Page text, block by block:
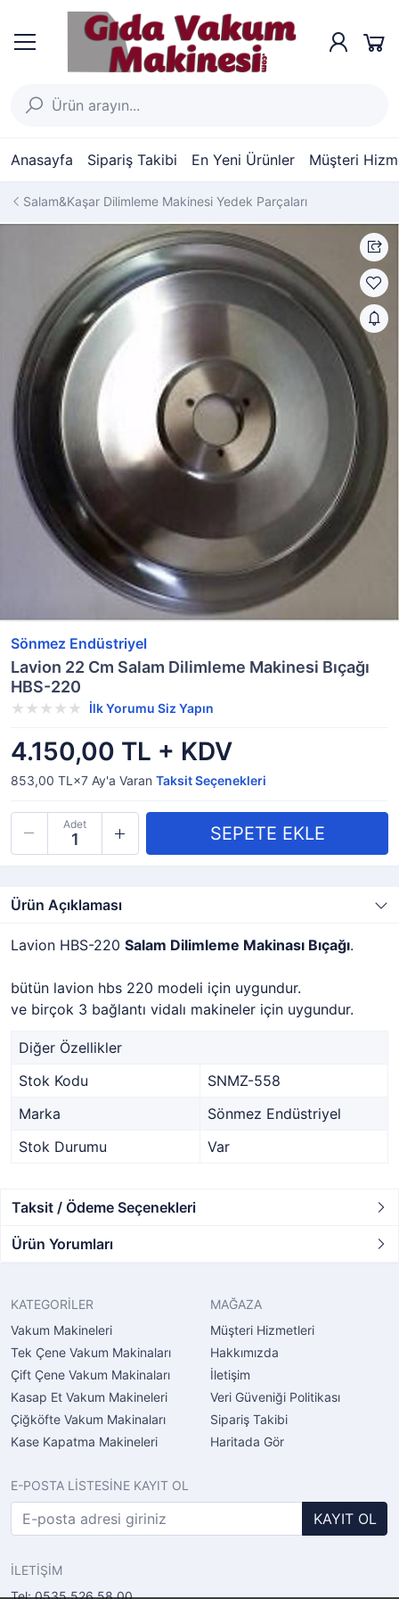
Anasayfa Sipariş Takibi En Yeni Ürünler Müşteri
Salam&Kaşar Dilimleme Makinesi Yedek Parçaları
Sönmez Endüstriyel
Lavion 22 Cm Salam Dilimleme Makinesi Bıçağı
HBS-220
İlk Yorumu Siz Yapın
4.150,00 TL + KDV
853,00 TL×7 Ay'a Varan Taksit Seçenekleri
Adet
Ürün Açıklaması
Lavion HBS-220 Salam Dilimleme Makinası Bıçağı.
bütün lavion hbs 220 modeli için uygundur.
ve birçok 3 bağlantı vidalı makineler için uygundur.
Diğer Özellikler
Stok Kodu
SNMZ-558
Marka
Sönmez Endüstriyel
Stok Durumu
Var
Taksit / Ödeme Seçenekleri
Ürün Yorumları
KATEGORİLER
Vakum Makineleri
Tek Çene Vakum Makinaları
Çift Çene Vakum Makinaları
Kasap Et Vakum Makineleri
Çiğköfte Vakum Makinaları
Kase Kapatma Makineleri
MAĞAZA
Müşteri Hizmetleri
Hakkımızda
İletişim
Veri Güveniği Politikası
Sipariş Takibi
Haritada Gör
E-POSTA LİSTESİNE KAYIT OL
KAYIT OL
İLETİŞİM
Tel: 0535 526 58 00